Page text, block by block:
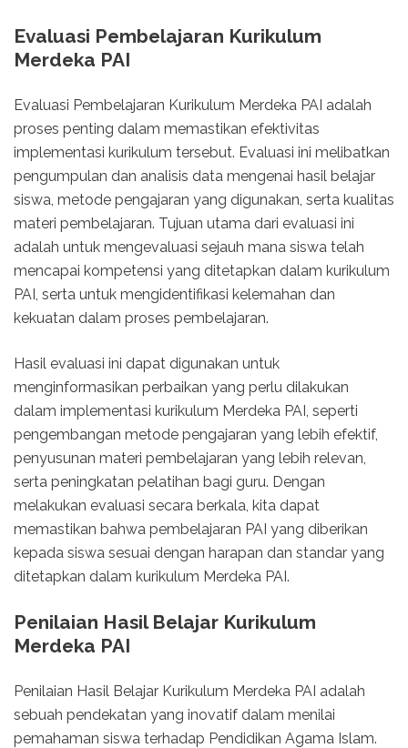
Evaluasi Pembelajaran Kurikulum
Merdeka PAI
Evaluasi Pembelajaran Kurikulum Merdeka PAI adalah
proses penting dalam memastikan efektivitas
implementasi kurikulum tersebut. Evaluasi ini melibatkan
pengumpulan dan analisis data mengenai hasil belajar
siswa, metode pengajaran yang digunakan, serta kualitas
materi pembelajaran. Tujuan utama dari evaluasi ini
adalah untuk mengevaluasi sejauh mana siswa telah
mencapai kompetensi yang ditetapkan dalam kurikulum
PAI, serta untuk mengidentifikasi kelemahan dan
kekuatan dalam proses pembelajaran.
Hasil evaluasi ini dapat digunakan untuk
menginformasikan perbaikan yang perlu dilakukan
dalam implementasi kurikulum Merdeka PAI, seperti
pengembangan metode pengajaran yang lebih efektif,
penyusunan materi pembelajaran yang lebih relevan,
serta peningkatan pelatihan bagi guru. Dengan
melakukan evaluasi secara berkala, kita dapat
memastikan bahwa pembelajaran PAI yang diberikan
kepada siswa sesuai dengan harapan dan standar yang
ditetapkan dalam kurikulum Merdeka PAI.
Penilaian Hasil Belajar Kurikulum
Merdeka PAI
Penilaian Hasil Belajar Kurikulum Merdeka PAI adalah
sebuah pendekatan yang inovatif dalam menilai
pemahaman siswa terhadap Pendidikan Agama Islam.